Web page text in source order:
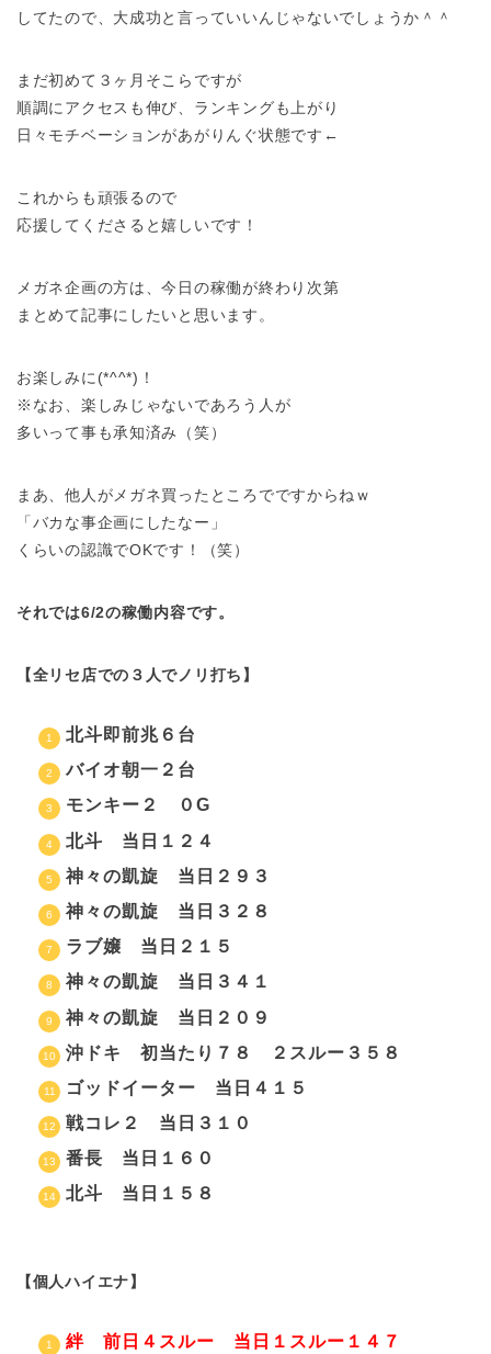
してたので、大成功と言っていいんじゃないでしょうか＾＾
まだ初めて３ヶ月そこらですが
順調にアクセスも伸び、ランキングも上がり
日々モチベーションがあがりんぐ状態です←
これからも頑張るので
応援してくださると嬉しいです！
メガネ企画の方は、今日の稼働が終わり次第
まとめて記事にしたいと思います。
お楽しみに(*^^*)！
※なお、楽しみじゃないであろう人が
多いって事も承知済み（笑）
まあ、他人がメガネ買ったところでですからねｗ
「バカな事企画にしたなー」
くらいの認識でOKです！（笑）
それでは6/2の稼働内容です。
【全リセ店での３人でノリ打ち】
北斗即前兆６台
バイオ朝一２台
モンキー２ ０G
北斗 当日１２４
神々の凱旋 当日２９３
神々の凱旋 当日３２８
ラブ嬢 当日２１５
神々の凱旋 当日３４１
神々の凱旋 当日２０９
沖ドキ 初当たり７８ ２スルー３５８
ゴッドイーター 当日４１５
戦コレ２ 当日３１０
番長 当日１６０
北斗 当日１５８
【個人ハイエナ】
絆 前日４スルー 当日１スルー１４７